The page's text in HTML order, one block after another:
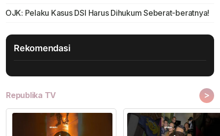
OJK: Pelaku Kasus DSI Harus Dihukum Seberat-beratnya!
Rekomendasi
Republika TV >